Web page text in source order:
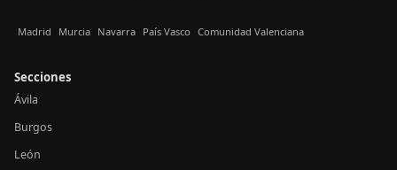
Madrid Murcia Navarra País Vasco Comunidad Valenciana
Secciones
Ávila
Burgos
León